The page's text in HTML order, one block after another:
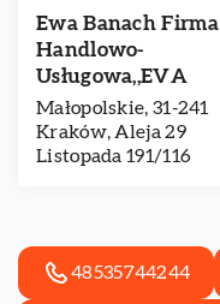
Ewa Banach Firma
Handlowo-
Usługowa,,EVA
Małopolskie, 31-241
Kraków, Aleja 29
Listopada 191/116
48535744244